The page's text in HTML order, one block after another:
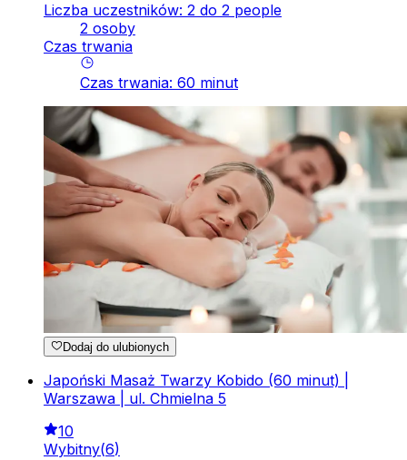
Liczba uczestników: 2 do 2 people
2 osoby
Czas trwania
Czas trwania: 60 minut
Dodaj do ulubionych
Japoński Masaż Twarzy Kobido (60 minut) |
Warszawa | ul. Chmielna 5
10
Wybitny(6)